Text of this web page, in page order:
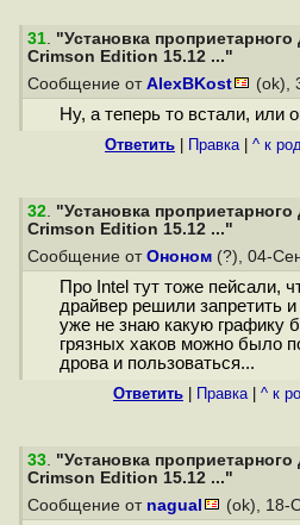
31. "Установка
Crimson Edition 15.12 ..."
Сообщение от AlexBKost (ok),
Ну, а теперь то встали, или
Ответить Правка| ^ к
32. "Установка
Crimson Edition 15.12 ..."
Сообщение от Ононом (?), 04-
Про Intel тут тоже пейсали,
драйвер решили запретить
уже не знаю какую графику
грязных хаков можно было
дрова и пользоваться...
Ответить Правка| ^ к
33. "Установка
Crimson Edition 15.12 ..."
Сообщение от nagual (ok), 18-